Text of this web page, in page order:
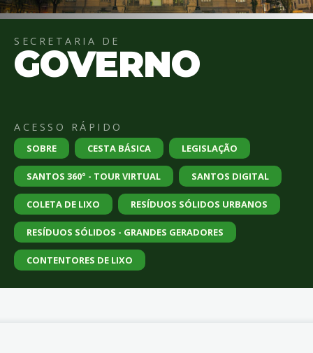
4
Acessibilidade
SECRETARIA DE
GOVERNO
ACESSO RÁPIDO
SOBRE CESTA BÁSICA LEGISLAÇÃO
SANTOS 360° - TOUR VIRTUAL SANTOS DIGITAL
COLETA DE LIXO RESÍDUOS SÓLIDOS URBANOS
RESÍDUOS SÓLIDOS - GRANDES GERADORES
CONTENTORES DE LIXO